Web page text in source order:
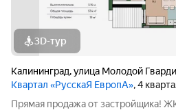
3D-тур
Калининград,улица Молодой
Квартал «РусскаЯ ЕвропА», 4
Прямая продажа от застройщика!